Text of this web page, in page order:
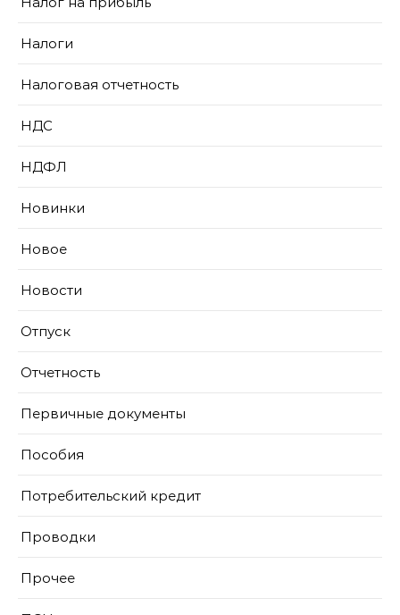
Налоги
Налоговая отчетность
НДС
НДФЛ
Новинки
Новое
Новости
Отпуск
Отчетность
Первичные документы
Пособия
Потребительский кредит
Проводки
Прочее